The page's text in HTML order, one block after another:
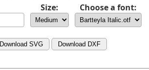
Size: Choose a font:
Download SVG Download DXF